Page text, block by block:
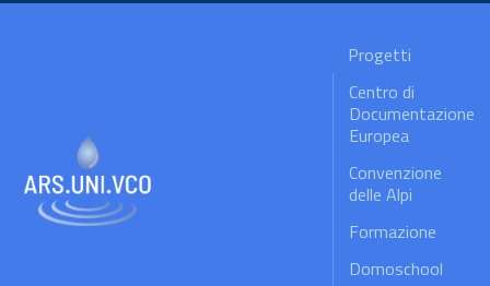
Progetti
Centro di
Documentazione
Europea
Convenzione
delle Alpi
Formazione
Domoschool